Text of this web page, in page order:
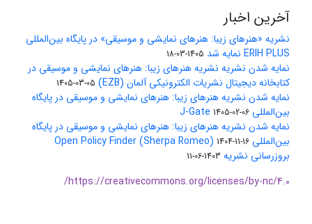
آخرین اخبار
نشریه «هنرهای زیبا: هنرهای نمایشی و موسیقی» در پایگاه بین‌المللی
ERIH PLUS نمایه شد
1405-03-18
نمایه شدن نشریه نشریه هنرهای زیبا: هنرهای نمایشی و موسیقی در
کتابخانه دیجیتال نشریات الکترونیکی آلمان (EZB)
1405-03-05
نمایه شدن نشریه هنرهای زیبا: هنرهای نمایشی و موسیقی در پایگاه
بین‌المللی J-Gate 1405-02-06
نمایه شدن نشریه هنرهای زیبا: هنرهای نمایشی و موسیقی در پایگاه
بین‌المللی Open Policy Finder (Sherpa Romeo) 1404-11-16
بروزرسانی نشریه 1403-06-11
https://creativecommons.org/licenses/by-nc/4.0/